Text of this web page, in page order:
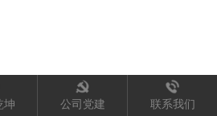
坤 公司党建 联系我们